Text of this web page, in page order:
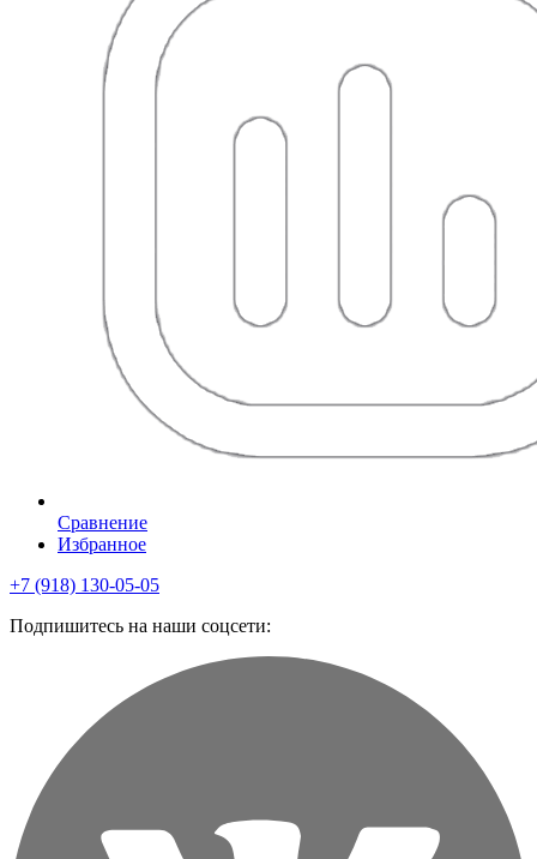
Сравнение
Избранное
+7 (918) 130-05-05
Подпишитесь на наши соцсети: